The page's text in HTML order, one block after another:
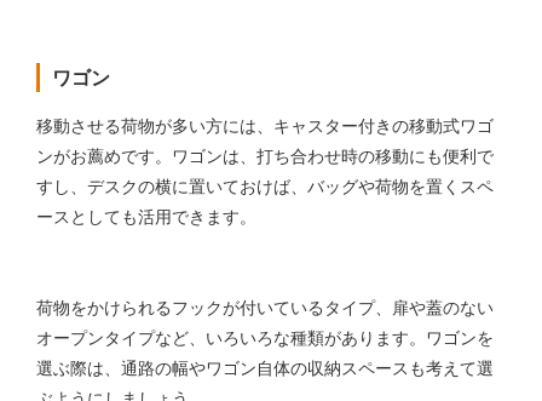
ワゴン
移動させる荷物が多い方には、キャスター付きの移動式ワゴ
ンがお薦めです。ワゴンは、打ち合わせ時の移動にも便利で
すし、デスクの横に置いておけば、バッグや荷物を置くスペ
ースとしても活用できます。
荷物をかけられるフックが付いているタイプ、扉や蓋のない
オープンタイプなど、いろいろな種類があります。ワゴンを
選ぶ際は、通路の幅やワゴン自体の収納スペースも考えて選